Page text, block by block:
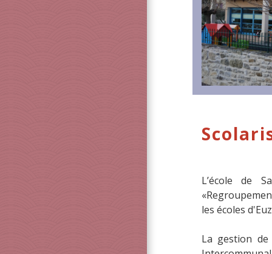
L’école de
les écoles
La gestion